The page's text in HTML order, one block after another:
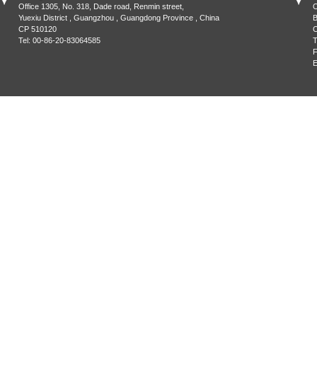
Office 1305, No. 318, Dade road, Renmin street,
Yuexiu District , Guangzhou , Guangdong Province , China
CP 510120
Tel: 00-86-20-83064585